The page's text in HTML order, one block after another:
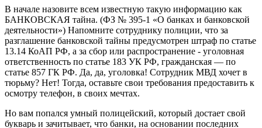
В начале назовите всем известную такую информацию как
БАНКОВСКАЯ тайна. (ФЗ № 395-1 «О банках и банковской
деятельности») Напомните сотруднику полиции, что за
разглашение банковской тайны предусмотрен штраф по статье
13.14 КоАП РФ, а за сбор или распространение - уголовная
ответственность по статье 183 УК РФ, гражданская — по
статье 857 ГК РФ. Да, да, уголовка! Сотрудник МВД хочет в
тюрьму? Нет! Тогда, оставьте свои требования предоставить к
осмотру телефон, в своих мечтах.
Но вам попался умный полицейский, который достает свой
букварь и зачитывает, что банки, на основании последних